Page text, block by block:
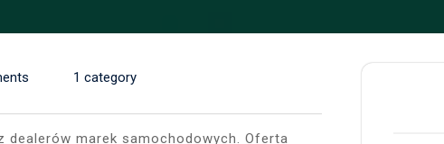
1 category
marek samochodowych. Oferta